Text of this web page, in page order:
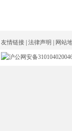
友情链接 法律声明 网站
沪公网安备